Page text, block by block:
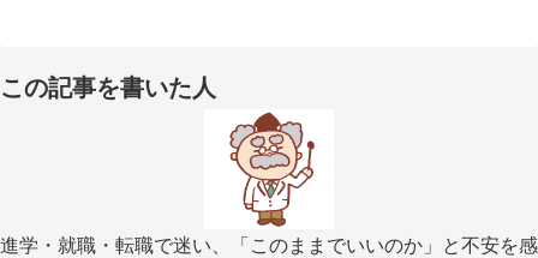
この記事を書いた人
進学・就職・転職で迷い、「このままでいいのか」と不安を感